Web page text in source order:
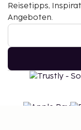
Reisetipps,
Angeboten.